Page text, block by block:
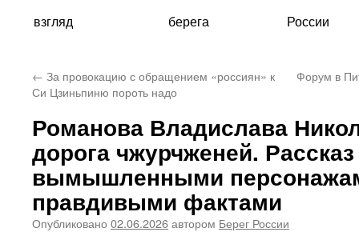
взгляд
берега
России
← За провокацию с обращением «россиян» к
Си Цзиньпиню пороть надо
Форум в
Романова Владислава
дорога чжурчженей.
вымышленными
правдивыми фактами
Опубликовано 02.06.2026автором Берег России